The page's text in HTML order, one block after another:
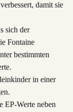
damit sie
sich der
Fontaine
bestimmten
in einer
EP-Werte neben